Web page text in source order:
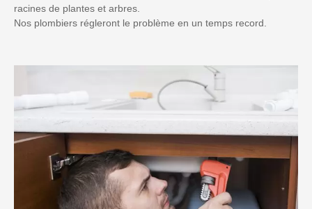
racines de plantes et arbres.
Nos plombiers régleront le problème en un temps record.